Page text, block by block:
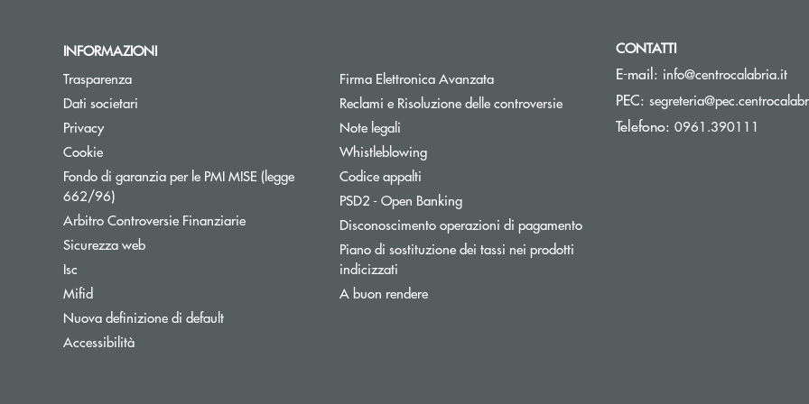
INFORMAZIONI
Trasparenza
Dati societari
Privacy
Cookie
Fondo di garanzia per le PMI MISE (legge
662/96)Apre una nuova finestra
Arbitro Controversie FinanziarieApre una nuova finestra
Sicurezza web
Isc
Mifid
Nuova definizione di default
Accessibilità
Firma Elettronica Avanzata
Reclami e Risoluzione delle controversie
Note legali
Whistleblowing
Codice appalti
PSD2 - Open BankingApre una nuova finestra
Disconoscimento operazioni di pagamento
Piano di sostituzione dei tassi nei prodotti
indicizzati
A buon rendere
CONTATTI
E-mail: info@centrocalabria.it(si
PEC:
Telefono: 0961.390111